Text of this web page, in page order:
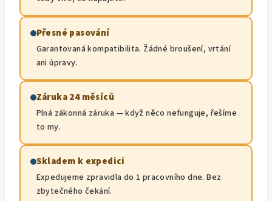
Přesné pasování
Garantovaná kompatibilita. Žádné broušení, vrtání
ani úpravy.
Záruka 24 měsíců
Plná zákonná záruka — když něco nefunguje, řešíme
to my.
Skladem k expedici
Expedujeme zpravidla do 1 pracovního dne. Bez
zbytečného čekání.